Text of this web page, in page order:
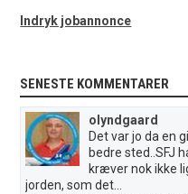
Indryk jobannonce
SENESTE KOMMENTARER
olyndgaard
Det var jo da en
bedre sted..SFJ
kræver nok ikke
jorden, som det...